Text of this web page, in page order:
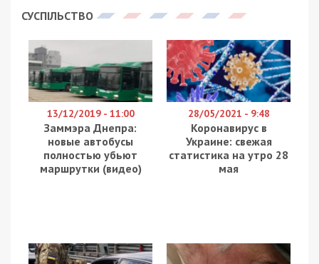
СУСПІЛЬСТВО
13/12/2019 - 11:00
Заммэра Днепра:
новые автобусы
полностью убьют
маршрутки (видео)
28/05/2021 - 9:48
Коронавирус в
Украине: свежая
статистика на утро 28
мая